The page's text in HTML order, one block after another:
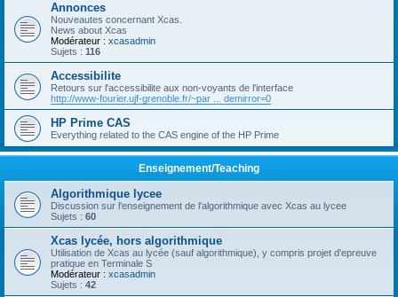
Annonces
Nouveautes concernant Xcas.
News about Xcas
Modérateur : xcasadmin
Sujets : 116
Accessibilite
Retours sur l'accessibilite aux non-voyants de l'interface
http://www-fourier.ujf-grenoble.fr/~par ... demirror=0
HP Prime CAS
Everything related to the CAS engine of the HP Prime
Enseignement/Teaching
Algorithmique lycee
Discussion sur l'enseignement de l'algorithmique avec Xcas au lycee
Sujets : 60
Xcas lycée, hors algorithmique
Utilisation de Xcas au lycée (sauf algorithmique), y compris projet d'epreuve
pratique en Terminale S
Modérateur : xcasadmin
Sujets : 42